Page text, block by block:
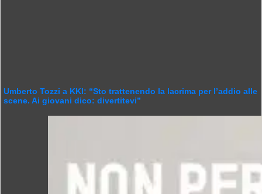
Umberto Tozzi a KKI: “Sto trattenendo la lacrima per l’addio alle
scene. Ai giovani dico: divertitevi”